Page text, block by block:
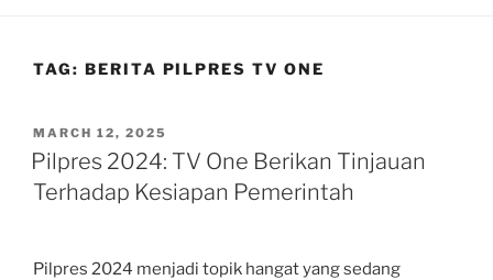
TAG: BERITA PILPRES TV ONE
POSTED
ON
MARCH 12, 2025
Pilpres 2024: TV One Berikan Tinjauan
Terhadap Kesiapan Pemerintah
Pilpres 2024 menjadi topik hangat yang sedang